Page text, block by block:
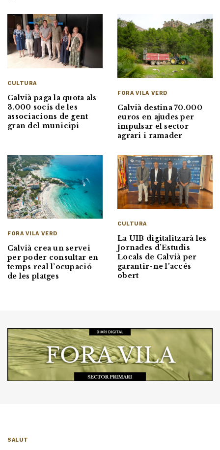
CULTURA
Calvià paga la quota als
3.000 socis de les
associacions de gent
gran del municipi
FORA VILA VERD
Calvià destina 70.000
euros en ajudes per
impulsar el sector
agrari i ramader
FORA VILA VERD
Calvià crea un servei
per poder consultar en
temps real l’ocupació
de les platges
CULTURA
La UIB digitalitzarà les
Jornades d’Estudis
Locals de Calvià per
garantir-ne l’accés
obert
SALUT